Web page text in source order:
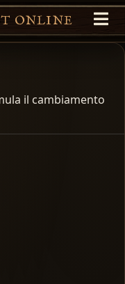
ONLINE
il cambiamento